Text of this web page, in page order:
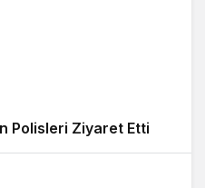
Polisleri Ziyaret Etti